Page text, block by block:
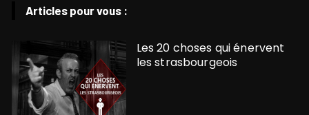
Articles pour vous :
Les 20 choses qui énervent
les strasbourgeois